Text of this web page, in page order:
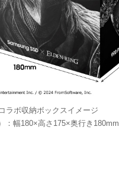
ラボ収納ボックスイメージ
：幅180×高さ175×奥行き180mm